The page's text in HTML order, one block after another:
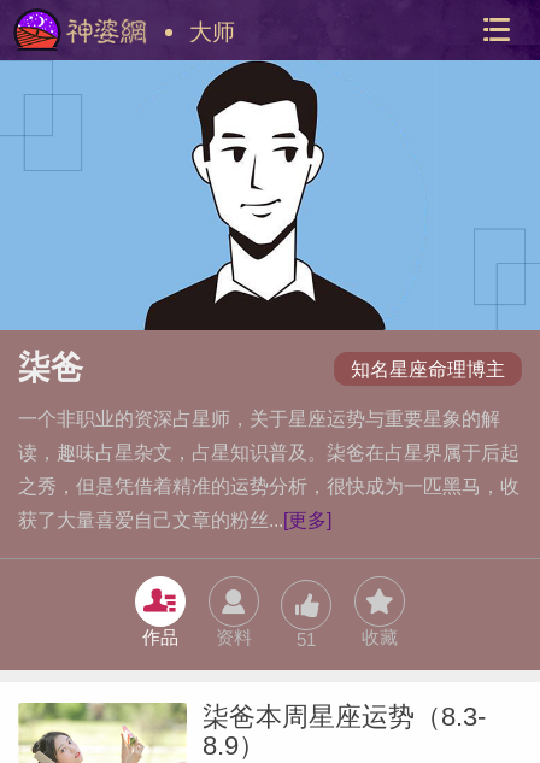
美国神
大师
站内导
柒爸 知名星座命理博主
一个非职业的资深占星师，关于星座运势与重要星象的解
读，趣味占星杂文，占星知识普及。柒爸在占星界属于后起
之秀，但是凭借着精准的运势分析，很快成为一匹黑马，收
获了大量喜爱自己文章的粉丝...[更多]
作品 资料 51 收藏
柒爸本周星座运势（8.3-
8.9）